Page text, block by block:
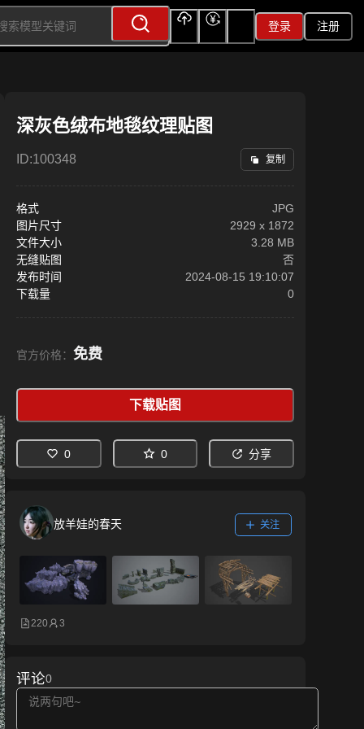
登录 注册
深灰色绒布地毯纹理贴图
ID:100348 复制
格式
JPG
图片尺寸
2929 x 1872
文件大小
3.28 MB
无缝贴图
否
发布时间
2024-08-15 19:10:07
下载量
0
官方价格： 免费
下载贴图
0 0 分享
放羊娃的春天 关注
220 3
评论0